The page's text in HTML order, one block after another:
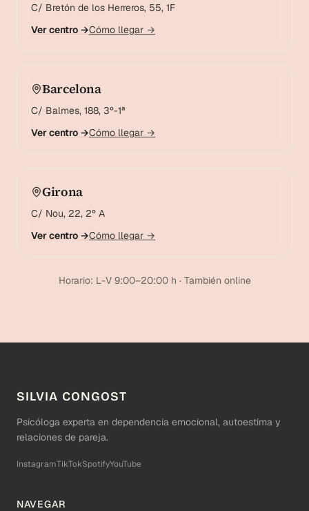
C/ Bretón de los Herreros, 55, 1F
Ver centro →Cómo llegar →
Barcelona
C/ Balmes, 188, 3º-1ª
Ver centro →Cómo llegar →
Girona
C/ Nou, 22, 2º A
Ver centro →Cómo llegar →
Horario: L-V 9:00–20:00 h · También online
SILVIA CONGOST
Psicóloga experta en dependencia emocional, autoestima y
relaciones de pareja.
InstagramTikTokSpotifyYouTube
NAVEGAR